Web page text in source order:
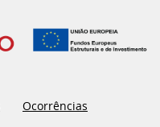
Ocorrências